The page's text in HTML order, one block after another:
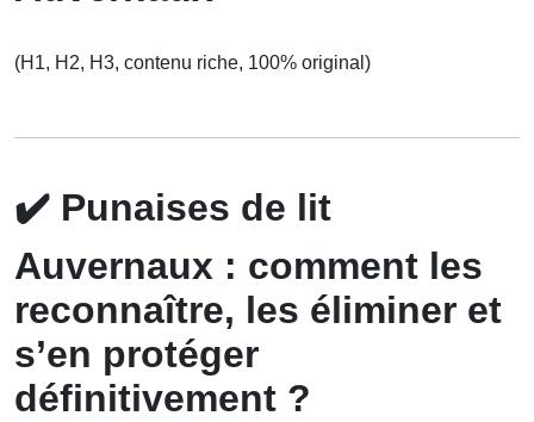
(H1, H2, H3, contenu riche, 100% original)
✔️ Punaises de lit
Auvernaux : comment les
reconnaître, les éliminer et
s’en protéger
définitivement ?